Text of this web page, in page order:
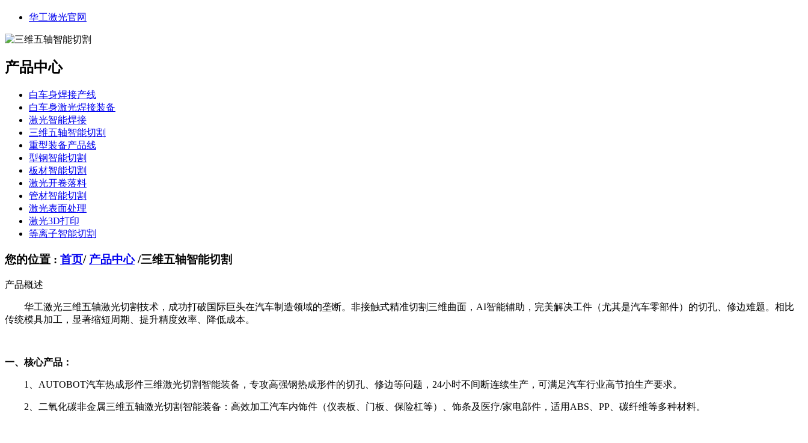
华工激光官网
产品中心
白车身焊接产线
白车身激光焊接装备
激光智能焊接
三维五轴智能切割
重型装备产品线
型钢智能切割
板材智能切割
激光开卷落料
管材智能切割
激光表面处理
激光3D打印
等离子智能切割
您的位置 : 首页/ 产品中心 /三维五轴智能切割
产品概述
华工激光三维五轴激光切割技术，成功打破国际巨头在汽车制造领域的垄断。非接触式精准切割三维曲面，AI智能辅助，完美解决工件（尤其是汽车零部件）的切孔、修边难题。相比
传统模具加工，显著缩短周期、提升精度效率、降低成本。
一、核心产品：
1、AUTOBOT汽车热成形件三维激光切割智能装备，专攻高强钢热成形件的切孔、修边等问题，24小时不间断连续生产，可满足汽车行业高节拍生产要求。
2、二氧化碳非金属三维五轴激光切割智能装备：高效加工汽车内饰件（仪表板、门板、保险杠等）、饰条及医疗/家电部件，适用ABS、PP、碳纤维等多种材料。